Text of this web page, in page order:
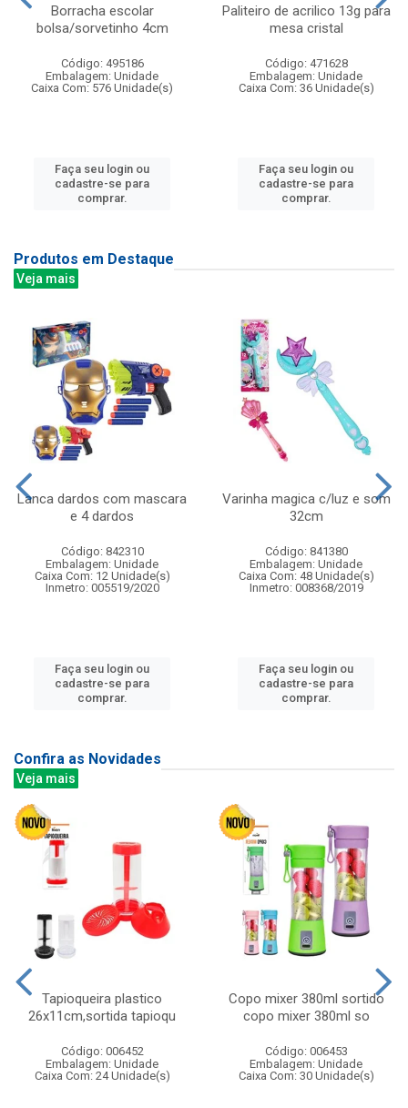
Borracha escolar
bolsa/sorvetinho 4cm
Código: 495186
Embalagem: Unidade
Caixa Com: 576 Unidade(s)
Faça seu login ou
cadastre-se para
comprar.
Paliteiro de acrilico 13g para
mesa cristal
Código: 471628
Embalagem: Unidade
Caixa Com: 36 Unidade(s)
Faça seu login ou
cadastre-se para
comprar.
Produtos em Destaque
Veja mais
Lanca dardos com mascara
e 4 dardos
Código: 842310
Embalagem: Unidade
Caixa Com: 12 Unidade(s)
Inmetro: 005519/2020
Faça seu login ou
cadastre-se para
comprar.
Varinha magica c/luz e som
32cm
Código: 841380
Embalagem: Unidade
Caixa Com: 48 Unidade(s)
Inmetro: 008368/2019
Faça seu login ou
cadastre-se para
comprar.
Confira as Novidades
Veja mais
Tapioqueira plastico
26x11cm,sortida tapioqu
Código: 006452
Embalagem: Unidade
Caixa Com: 24 Unidade(s)
Copo mixer 380ml sortido
copo mixer 380ml so
Código: 006453
Embalagem: Unidade
Caixa Com: 30 Unidade(s)